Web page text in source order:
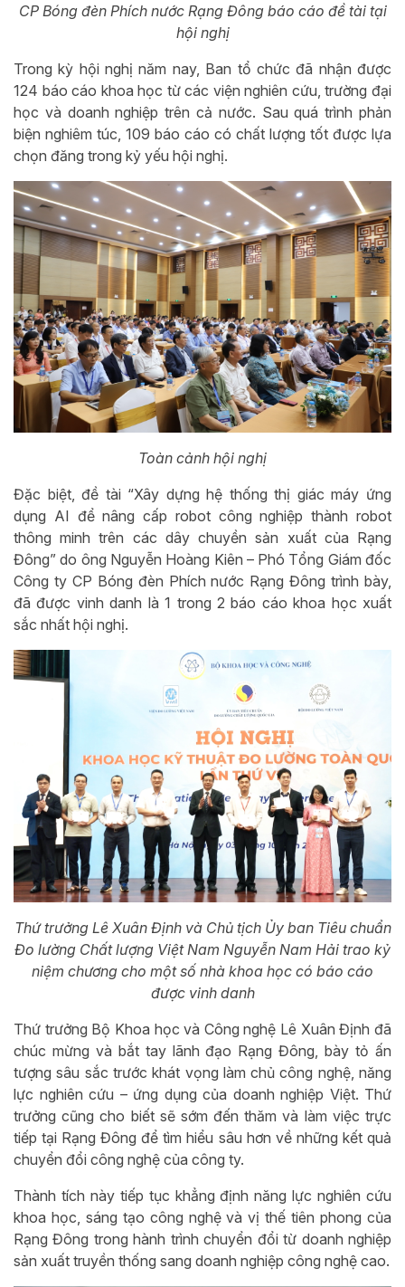
CP Bóng đèn Phích nước Rạng Đông báo cáo đề tài tại
hội nghị
Trong kỳ hội nghị năm nay, Ban tổ chức đã nhận được
124 báo cáo khoa học từ các viện nghiên cứu, trường đại
học và doanh nghiệp trên cả nước. Sau quá trình phản
biện nghiêm túc, 109 báo cáo có chất lượng tốt được lựa
chọn đăng trong kỷ yếu hội nghị.
Toàn cảnh hội nghị
Đặc biệt, đề tài “Xây dựng hệ thống thị giác máy ứng
dụng AI để nâng cấp robot công nghiệp thành robot
thông minh trên các dây chuyền sản xuất của Rạng
Đông” do ông Nguyễn Hoàng Kiên – Phó Tổng Giám đốc
Công ty CP Bóng đèn Phích nước Rạng Đông trình bày,
đã được vinh danh là 1 trong 2 báo cáo khoa học xuất
sắc nhất hội nghị.
Thứ trưởng Lê Xuân Định và Chủ tịch Ủy ban Tiêu chuẩn
Đo lường Chất lượng Việt Nam Nguyễn Nam Hải trao kỷ
niệm chương cho một số nhà khoa học có báo cáo
được vinh danh
Thứ trưởng Bộ Khoa học và Công nghệ Lê Xuân Định đã
chúc mừng và bắt tay lãnh đạo Rạng Đông, bày tỏ ấn
tượng sâu sắc trước khát vọng làm chủ công nghệ, năng
lực nghiên cứu – ứng dụng của doanh nghiệp Việt. Thứ
trưởng cũng cho biết sẽ sớm đến thăm và làm việc trực
tiếp tại Rạng Đông để tìm hiểu sâu hơn về những kết quả
chuyển đổi công nghệ của công ty.
Thành tích này tiếp tục khẳng định năng lực nghiên cứu
khoa học, sáng tạo công nghệ và vị thế tiên phong của
Rạng Đông trong hành trình chuyển đổi từ doanh nghiệp
sản xuất truyền thống sang doanh nghiệp công nghệ cao.